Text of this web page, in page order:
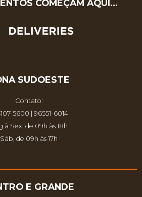
COMEÇAM AQUI…
SUDOESTE
Contato:
5600 | 96551-6014
à Sex, de 09h às 18h
Sáb, de 09h às 17h
E GRANDE